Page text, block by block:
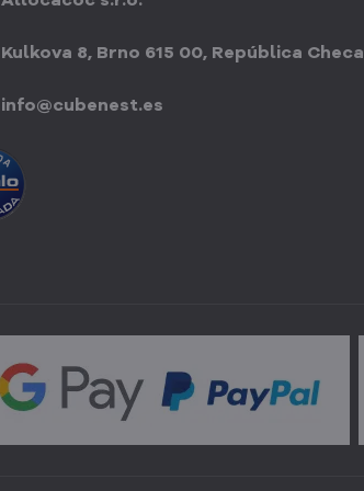
Kulkova 8, Brno 615 00, República Checa
info​@cubenest​.es